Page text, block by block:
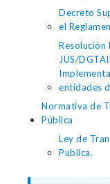
Decreto
el
JUS/
entidades
Normativa de
Pública
Ley de
Publica.